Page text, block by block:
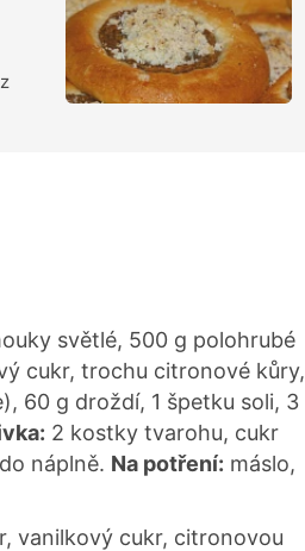
světlé, 500 g polohrubé
cukr, trochu citronové kůry,
60 g droždí, 1 špetku soli, 3
2 kostky tvarohu, cukr
náplně. Na potření: máslo,
vanilkový cukr, citronovou